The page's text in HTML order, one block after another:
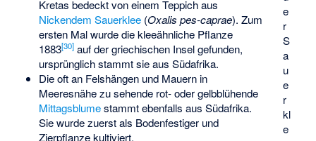
e
r
S
a
u
e
r
kl
e
Kretas bedeckt von einem Teppich aus
Nickendem Sauerklee(Oxalis pes-caprae). Zum
ersten Mal wurde die kleeähnliche Pflanze
1883[30]auf der griechischen Insel gefunden,
ursprünglich stammt sie aus Südafrika.
Die oft an Felshängen und Mauern in
Meeresnähe zu sehende rot- oder gelbblühende
Mittagsblumestammt ebenfalls aus Südafrika.
Sie wurde zuerst als Bodenfestiger und
Zierpflanze kultiviert.